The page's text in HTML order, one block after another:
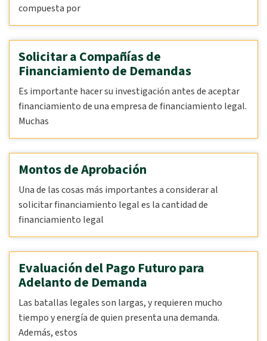
compuesta por
Solicitar a Compañías de
Financiamiento de Demandas
Es importante hacer su investigación antes de aceptar
financiamiento de una empresa de financiamiento legal.
Muchas
Montos de Aprobación
Una de las cosas más importantes a considerar al
solicitar financiamiento legal es la cantidad de
financiamiento legal
Evaluación del Pago Futuro para
Adelanto de Demanda
Las batallas legales son largas, y requieren mucho
tiempo y energía de quien presenta una demanda.
Además, estos